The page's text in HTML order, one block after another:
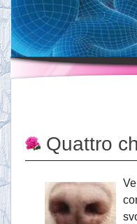
Uscite
Eventi
News
Servizi
Ordinazioni
Quattro